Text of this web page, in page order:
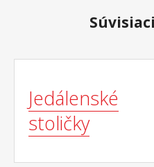
Jedálenské
stoličky